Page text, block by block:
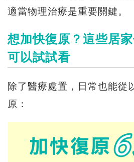
適當物理治療是重要關鍵。
想加快復原？這些居
可以試試看
除了醫療處置，日常也能從
原：